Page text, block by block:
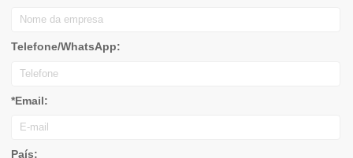
Telefone/WhatsApp:
*Email:
País: